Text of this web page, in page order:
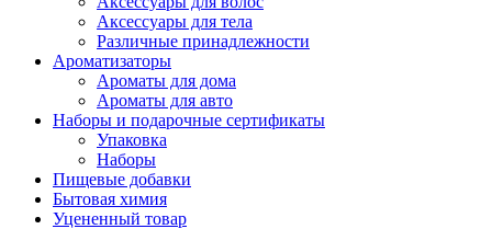
Аксессуары для тела
Различные принадлежности
Ароматизаторы
Ароматы для дома
Ароматы для авто
Наборы и подарочные сертификаты
Упаковка
Наборы
Пищевые добавки
Бытовая химия
Уцененный товар